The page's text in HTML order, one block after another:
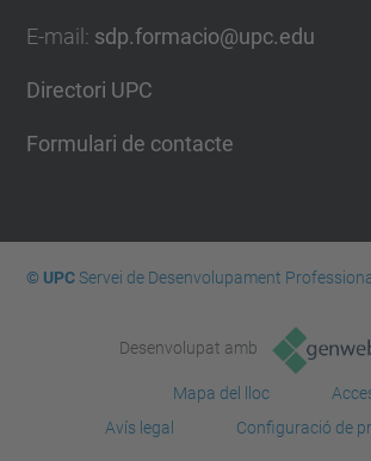
E-mail : sdp.formacio@upc.edu
Directori UPC
Formulari de contacte
© UPCServei de Desenvolupament
Desenvolupat amb
Mapa del lloc
Avís legal
Configuració de